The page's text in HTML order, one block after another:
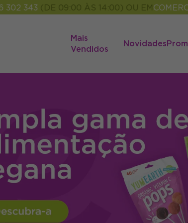
(DE 09:00 ÀS 14:00) OU EM
Mais
Vendidos
Novidades